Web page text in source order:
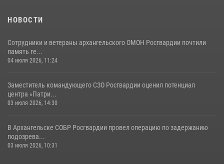
НОВОСТИ
Сотрудники и ветераны архангельского ОМОН Росгвардии почтили
память ге...
04 июля 2026, 11:24
Заместитель командующего СЗО Росгвардии оценил потенциал
центра «Патри...
03 июля 2026, 14:30
В Архангельске СОБР Росгвардии провел операцию по задержанию
подозрева...
03 июля 2026, 10:31